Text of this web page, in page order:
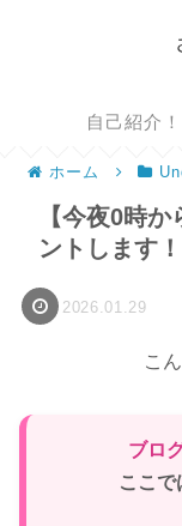
自己紹介！
ホーム
【今夜0時
ントします！
2026.01.29
こ
ブロ
ここ